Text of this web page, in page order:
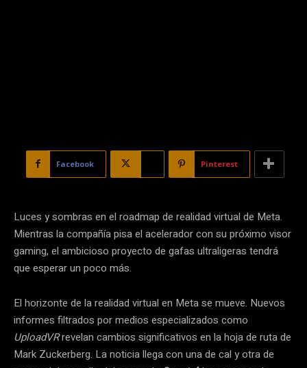
Facebook Pinterest
Luces y sombras en el roadmap de realidad virtual de Meta.
Mientras la compañía pisa el acelerador con su próximo visor
gaming, el ambicioso proyecto de gafas ultraligeras tendrá
que esperar un poco más.
El horizonte de la realidad virtual en Meta se mueve. Nuevos
informes filtrados por medios especializados como
UploadVRrevelan cambios significativos en la hoja de ruta de
Mark Zuckerberg. La noticia llega con una de cal y otra de